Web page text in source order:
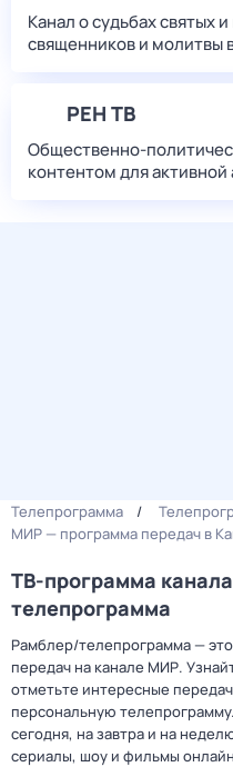
Канал о судьбах святых
священников и молитвы
РЕН ТВ
Общественно-
контентом для активной
Телепрограмма
МИР — программа передач в
ТВ-программа
телепрограмма
Рамблер/телепрограмма —
передач на канале МИР.
отметьте интересные
персональную
сегодня, на завтра и на
сериалы, шоу и фильмы